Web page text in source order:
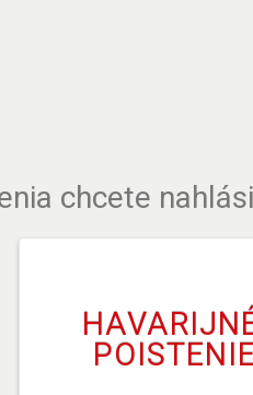
chcete
POISTENIE